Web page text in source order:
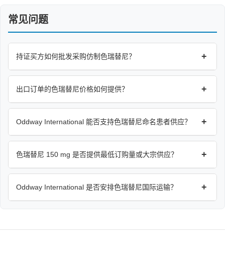
常见问题
持证买方如何批发采购仿制色瑞替尼？ +
出口订单的色瑞替尼价格如何提供？ +
Oddway International 能否支持色瑞替尼命名患者供应？ +
色瑞替尼 150 mg 是否提供最低订购量或大宗供应？ +
Oddway International 是否安排色瑞替尼国际运输？ +